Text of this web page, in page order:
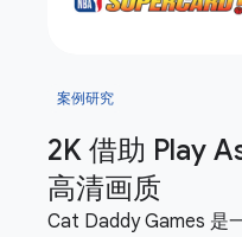
案例研究
2K 借助 Play
高清画质
Cat Daddy Games 是